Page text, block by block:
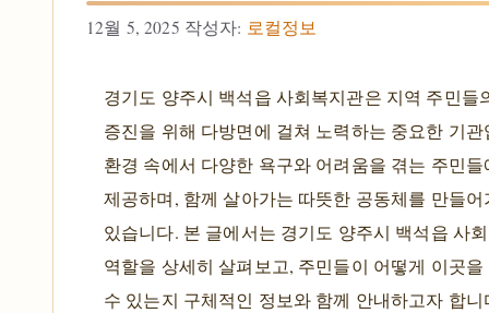
12월 5, 2025 작성자: 로컬정보
경기도 양주시 백석읍 사회복지관은 지역 주민들
증진을 위해 다방면에 걸쳐 노력하는 중요한 기
환경 속에서 다양한 욕구와 어려움을 겪는 주민
제공하며, 함께 살아가는 따뜻한 공동체를 만들
있습니다. 본 글에서는 경기도 양주시 백석읍 사
역할을 상세히 살펴보고, 주민들이 어떻게 이곳
수 있는지 구체적인 정보와 함께 안내하고자 합니